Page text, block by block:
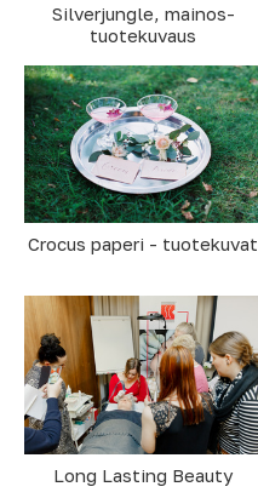
Silverjungle, mainos-
tuotekuvaus
Crocus paperi - tuotekuvat
Long Lasting Beauty